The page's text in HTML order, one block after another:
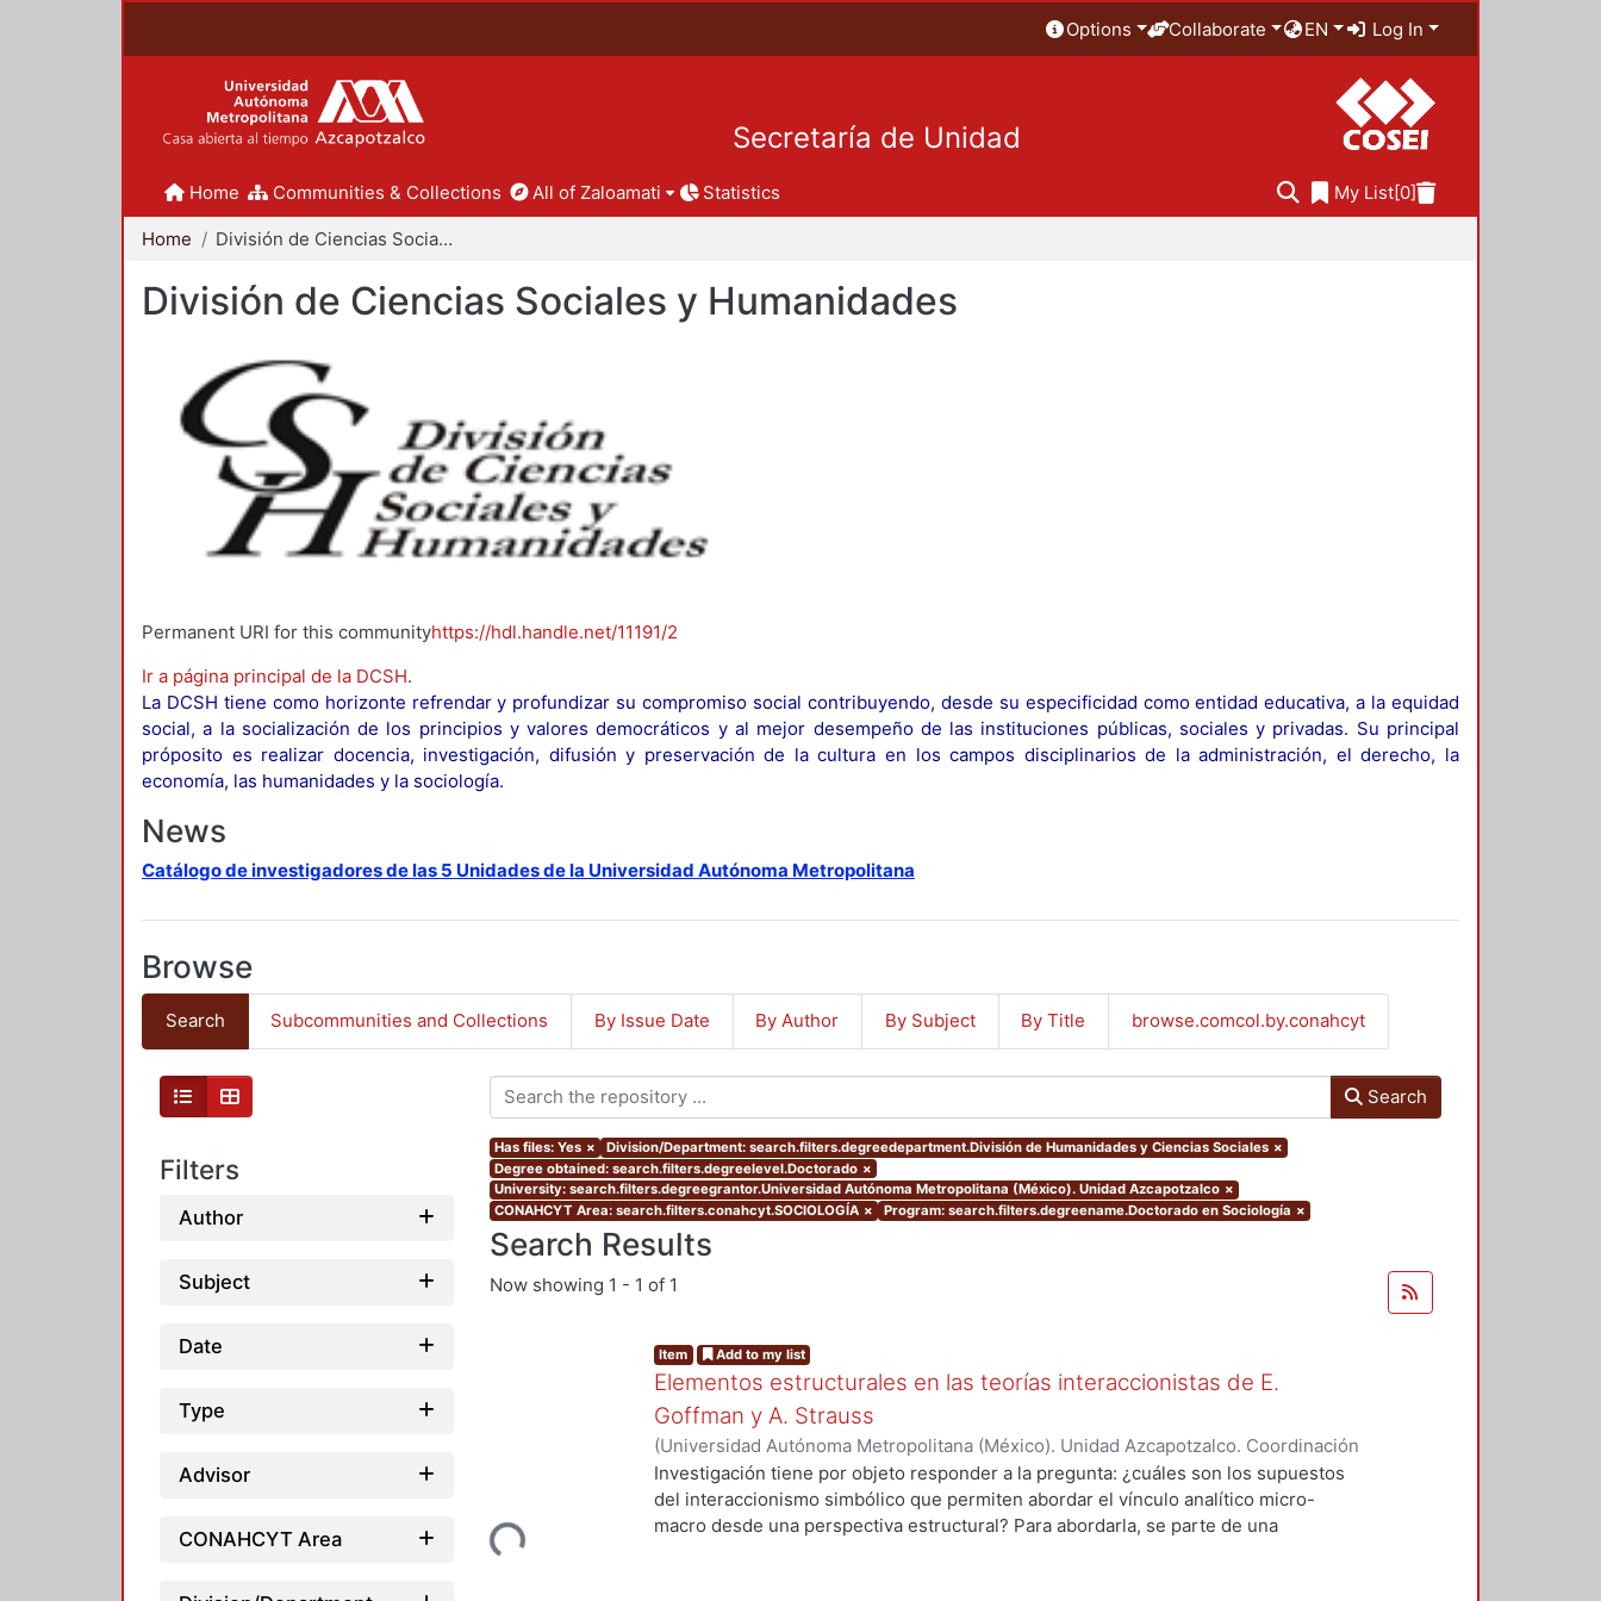
Options Collaborate EN Log In
Secretaría de Unidad
Home Communities & Collections All of Zaloamati Statistics My List[0]
Home División de Ciencias Sociales y Humanidades
División de Ciencias Sociales y Humanidades
Permanent URI for this communityhttps://hdl.handle.net/11191/2
Ir a página principal de la DCSH.
La DCSH tiene como horizonte refrendar y profundizar su compromiso social contribuyendo, desde su especificidad como entidad educativa, a la equidad
social, a la socialización de los principios y valores democráticos y al mejor desempeño de las instituciones públicas, sociales y privadas. Su principal
próposito es realizar docencia, investigación, difusión y preservación de la cultura en los campos disciplinarios de la administración, el derecho, la
economía, las humanidades y la sociología.
News
Catálogo de investigadores de las 5 Unidades de la Universidad Autónoma Metropolitana
Browse
Search Subcommunities and Collections By Issue Date By Author By Subject By Title browse.comcol.by.conahcyt
Filters
Author
Subject
Date
Type
Advisor
CONAHCYT Area
Search
Has files: Yes × Division/Department: search.filters.degreedepartment.División de Humanidades y Ciencias Sociales ×
Degree obtained: search.filters.degreelevel.Doctorado ×
University: search.filters.degreegrantor.Universidad Autónoma Metropolitana (México). Unidad Azcapotzalco ×
CONAHCYT Area: search.filters.conahcyt.SOCIOLOGÍA × Program: search.filters.degreename.Doctorado en Sociología ×
Search Results
Now showing 1 - 1 of 1
Loading...
Item Add to my list
Elementos estructurales en las teorías interaccionistas de E.
Goffman y A. Strauss
(Universidad Autónoma Metropolitana (México). Unidad Azcapotzalco. Coordinación
de Servicios de Información.,2012)Gaytan Sánchez, Amalia Patricia
Investigación tiene por objeto responder a la pregunta: ¿cuáles son los supuestos
del interaccionismo simbólico que permiten abordar el vínculo analítico micro-
macro desde una perspectiva estructural? Para abordarla, se parte de una